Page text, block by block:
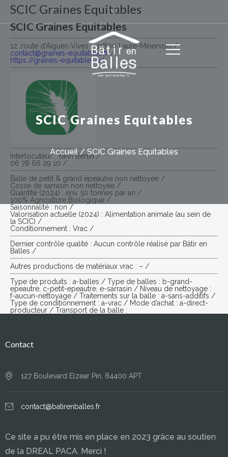
SCIC Graines Equitables
Accueil/SCIC Graines Equitables
SCIC Graines Equitables
SCIC Graines Equitables
12, route d’Aigues-Vives – 11800 Laure-Minervois /
contact@graines-equitables.fr/
https://graines-equitables.fr/
Interlocuteur : Yann Bertin /
06 78 66 29 10 /
Balle de petit & grand épeautre non nettoyée /
Cosse de sarrasin non nettoyée /
Quantité (2024) : env. 50 tonnes par an /
100% Agriculture Biologique /
Saisonnalité : non /
Valorisation actuelle (2024) : Alimentation animale (au sein de
la SCIC) /
Conditionnement : Vrac /
Dernier contrôle qualité : Aucun contrôle réalisé par Bâtir en
Balles /
Autres productions de matériaux vrac : – /
Type de produits : a-balles / Type de balles : b-grand-
epeautre, c-petit-epeautre, e-sarrasin / Niveau de nettoyage :
f-aucun-nettoyage / Traitements sur la balle : a-sans-additifs /
Type de conditionnement : a-vrac / Mode d’achat : a-direct-
producteur / Transport de la balle :
Contact
127 Boulevard Elzear Pin, 84400 APT
contact@batirenballes.fr
Ce site a pu être mis en place en 2023 grâce au soutien
de la DREAL PACA. Merci !